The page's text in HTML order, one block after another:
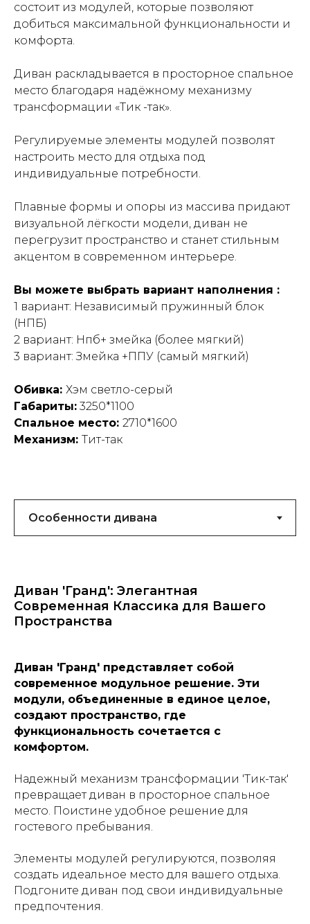
состоит из модулей, которые позволяют
добиться максимальной функциональности и
комфорта.
Диван раскладывается в просторное спальное
место благодаря надёжному механизму
трансформации «Тик -так».
Регулируемые элементы модулей позволят
настроить место для отдыха под
индивидуальные потребности.
Плавные формы и опоры из массива придают
визуальной лёгкости модели, диван не
перегрузит пространство и станет стильным
акцентом в современном интерьере.
Вы можете выбрать вариант наполнения :
1 вариант: Независимый пружинный блок
(НПБ)
2 вариант: Нпб+ змейка (более мягкий)
3 вариант: Змейка +ППУ (самый мягкий)
Обивка: Хэм светло-серый
Габариты: 3250*1100
Спальное место: 2710*1600
Механизм: Тит-так
Диван 'Гранд': Элегантная
Современная Классика для Вашего
Пространства
Диван 'Гранд' представляет собой
современное модульное решение. Эти
модули, объединенные в единое целое,
создают пространство, где
функциональность сочетается с
комфортом.
Надежный механизм трансформации 'Тик-так'
превращает диван в просторное спальное
место. Поистине удобное решение для
гостевого пребывания.
Элементы модулей регулируются, позволяя
создать идеальное место для вашего отдыха.
Подгоните диван под свои индивидуальные
предпочтения.